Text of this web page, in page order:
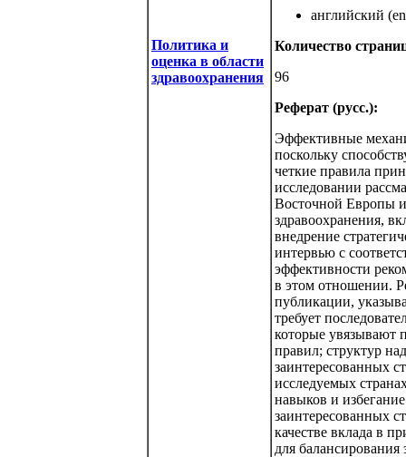
Политика и
оценка в области
здравоохранения
английский
Количество
96
Реферат (русс.):
Эффективные
поскольку
четкие правила
исследовании
Восточной Европы
здравоохранения,
внедрение
интервью с
эффективности
в этом отношении.
публикации,
требует
которые увязывают
правил; структур
заинтересованных
исследуемых
навыков и
заинтересованных
качестве вклада в
для балансирования